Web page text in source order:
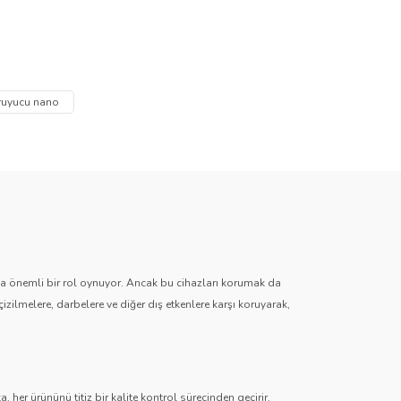
nano
önemli bir rol oynuyor. Ancak bu cihazları korumak da
darbelere ve diğer dış etkenlere karşı koruyarak,
her ürününü titiz bir kalite kontrol sürecinden geçirir.